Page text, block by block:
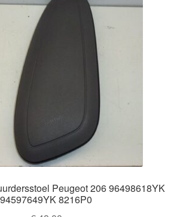
Peugeot 206 96498618YK
94597649YK 8216P0